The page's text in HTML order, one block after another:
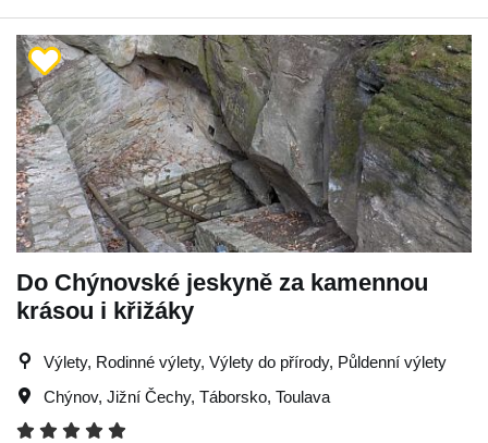
Do Chýnovské jeskyně za kamennou
krásou i křižáky
Výlety, Rodinné výlety, Výlety do přírody, Půldenní výlety
Chýnov, Jižní Čechy, Táborsko, Toulava